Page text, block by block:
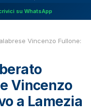
su WhatsApp
Vincenzo Fullone:
Vincenzo
a Lamezia